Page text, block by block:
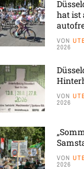
hat ist
VON
2026
VON
2026
VON
2026